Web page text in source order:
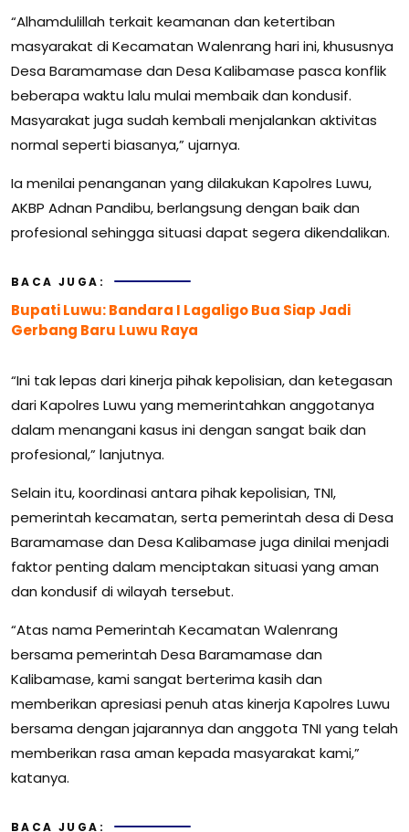
“Alhamdulillah terkait keamanan dan ketertiban
masyarakat di Kecamatan Walenrang hari ini, khususnya
Desa Baramamase dan Desa Kalibamase pasca konflik
beberapa waktu lalu mulai membaik dan kondusif.
Masyarakat juga sudah kembali menjalankan aktivitas
normal seperti biasanya,” ujarnya.
Ia menilai penanganan yang dilakukan Kapolres Luwu,
AKBP Adnan Pandibu, berlangsung dengan baik dan
profesional sehingga situasi dapat segera dikendalikan.
BACA JUGA:
Bupati Luwu: Bandara I Lagaligo Bua Siap Jadi
Gerbang Baru Luwu Raya
“Ini tak lepas dari kinerja pihak kepolisian, dan ketegasan
dari Kapolres Luwu yang memerintahkan anggotanya
dalam menangani kasus ini dengan sangat baik dan
profesional,” lanjutnya.
Selain itu, koordinasi antara pihak kepolisian, TNI,
pemerintah kecamatan, serta pemerintah desa di Desa
Baramamase dan Desa Kalibamase juga dinilai menjadi
faktor penting dalam menciptakan situasi yang aman
dan kondusif di wilayah tersebut.
“Atas nama Pemerintah Kecamatan Walenrang
bersama pemerintah Desa Baramamase dan
Kalibamase, kami sangat berterima kasih dan
memberikan apresiasi penuh atas kinerja Kapolres Luwu
bersama dengan jajarannya dan anggota TNI yang telah
memberikan rasa aman kepada masyarakat kami,”
katanya.
BACA JUGA: